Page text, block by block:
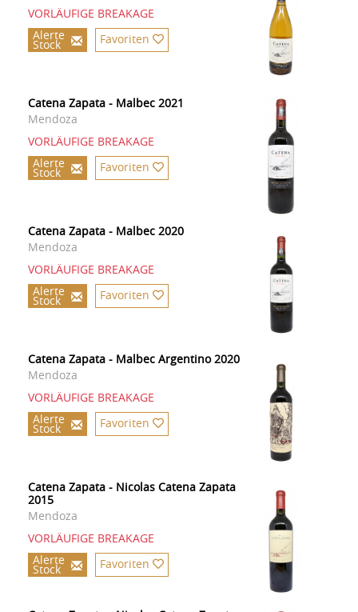
VORLÄUFIGE BREAKAGE
Alerte
Stock Favoriten
Catena Zapata - Malbec 2021
Mendoza
VORLÄUFIGE BREAKAGE
Alerte
Stock Favoriten
Catena Zapata - Malbec 2020
Mendoza
VORLÄUFIGE BREAKAGE
Alerte
Stock Favoriten
Catena Zapata - Malbec Argentino 2020
Mendoza
VORLÄUFIGE BREAKAGE
Alerte
Stock Favoriten
Catena Zapata - Nicolas Catena Zapata
2015
Mendoza
VORLÄUFIGE BREAKAGE
Alerte
Stock Favoriten